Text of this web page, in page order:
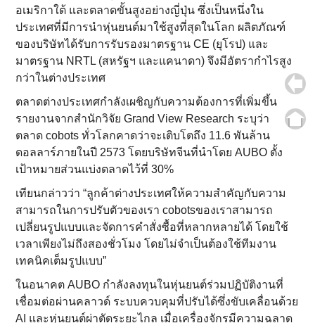
อเมริกาใต้ และตลาดขั้นสูงอย่างญี่ปุ่น ซึ่งเป็นหนึ่งใน
ประเทศที่มีการนำหุ่นยนต์มาใช้สูงที่สุดในโลก ผลิตภัณฑ์
ของบริษัทได้รับการรับรองมาตรฐาน CE (ยุโรป) และ
มาตรฐาน NRTL (สหรัฐฯ และแคนาดา) จึงมีอัตรากำไรสูง
กว่าในต่างประเทศ
ตลาดต่างประเทศกำลังเผชิญกับความต้องการที่เพิ่มขึ้น
รายงานจากสำนักวิจัย Grand View Research ระบุว่า
ตลาด cobots ทั่วโลกคาดว่าจะเติบโตถึง 11.6 พันล้าน
ดอลลาร์ภายในปี 2573 โดยบริษัทจีนที่นำโดย AUBO ตั้ง
เป้าหมายส่วนแบ่งตลาดไว้ที่ 30%
เทียนกล่าวว่า “ลูกค้าต่างประเทศให้ความสำคัญกับความ
สามารถในการปรับตัวของเรา cobotsของเราสามารถ
เปลี่ยนรูปแบบและจัดการคำสั่งซื้อที่หลากหลายได้ โดยใช้
เวลาเพียงไม่ถึงสองชั่วโมง โดยไม่จำเป็นต้องใช้ทีมงาน
เทคนิคเต็มรูปแบบ”
ในอนาคต AUBO กำลังลงทุนในหุ่นยนต์ร่วมปฏิบัติงานที่
เชื่อมต่อผ่านคลาวด์ ระบบควบคุมที่ปรับได้ซึ่งขับเคลื่อนด้วย
AI และหุ่นยนต์ผ่าตัดระยะไกล เมื่อเครื่องจักรมีความฉลาด